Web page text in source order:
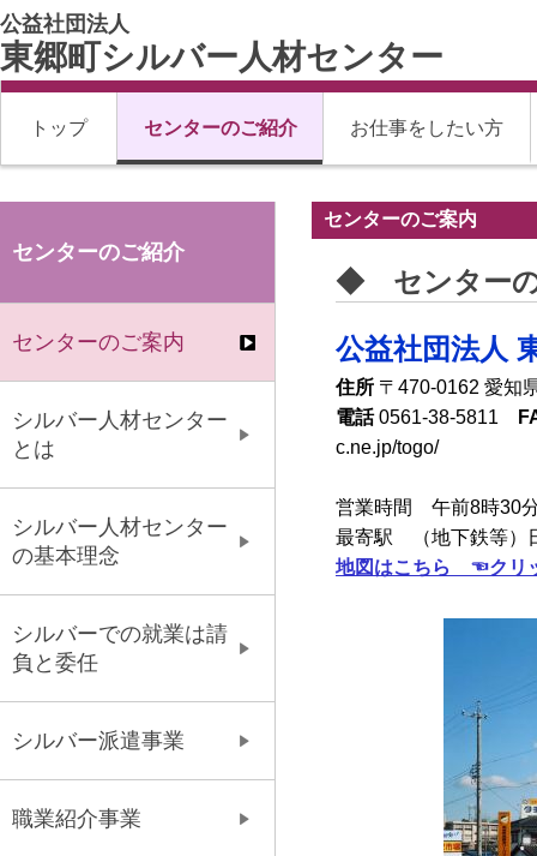
公益社団法人
東郷町シルバー人材センター
トップ センターのご紹介 お仕事をしたい方
センターのご案内
◆ センター
公益社団法人
住所 〒470-0162 愛知
電話0561-38-5811
c.ne.jp/togo/
営業時間 午前8時30
最寄駅 （地下鉄等）
地図はこちら ☜クリ
センターのご紹介
センターのご案内
シルバー人材センター
とは
シルバー人材センター
の基本理念
シルバーでの就業は請
負と委任
シルバー派遣事業
職業紹介事業